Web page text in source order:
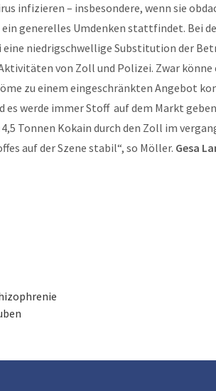
infizieren – insbesondere, wenn sie
generelles Umdenken stattfindet. Bei
niedrigschwellige Substitution der
von Zoll und Polizei. Zwar könne
zu einem eingeschränkten Angebot
es werde immer Stoff auf dem Markt
Tonnen Kokain durch den Zoll im
auf der Szene stabil“, so Möller. Gesa